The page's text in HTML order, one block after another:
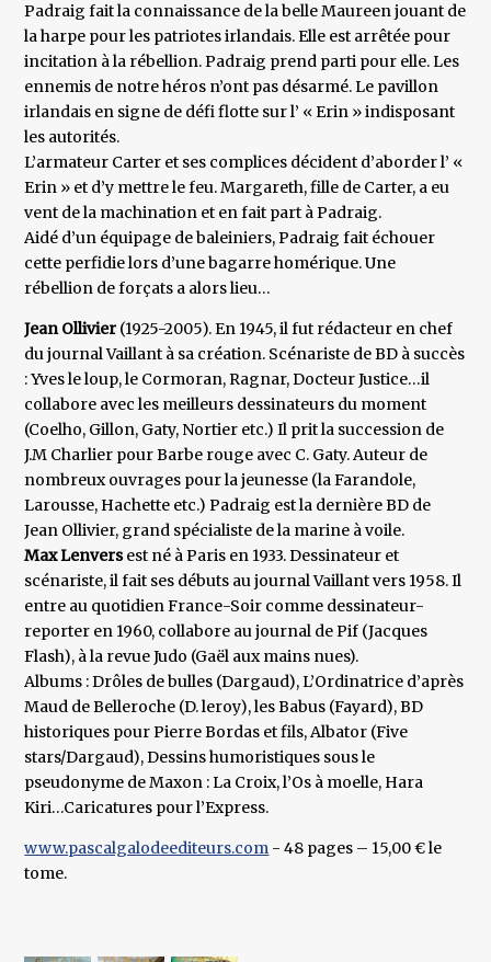
Padraig fait la connaissance de la belle Maureen jouant de
la harpe pour les patriotes irlandais. Elle est arrêtée pour
incitation à la rébellion. Padraig prend parti pour elle. Les
ennemis de notre héros n’ont pas désarmé. Le pavillon
irlandais en signe de défi flotte sur l’ « Erin » indisposant
les autorités.
L’armateur Carter et ses complices décident d’aborder l’ «
Erin » et d’y mettre le feu. Margareth, fille de Carter, a eu
vent de la machination et en fait part à Padraig.
Aidé d’un équipage de baleiniers, Padraig fait échouer
cette perfidie lors d’une bagarre homérique. Une
rébellion de forçats a alors lieu…
Jean Ollivier (1925-2005). En 1945, il fut rédacteur en chef
du journal Vaillant à sa création. Scénariste de BD à succès
: Yves le loup, le Cormoran, Ragnar, Docteur Justice…il
collabore avec les meilleurs dessinateurs du moment
(Coelho, Gillon, Gaty, Nortier etc.) Il prit la succession de
J.M Charlier pour Barbe rouge avec C. Gaty. Auteur de
nombreux ouvrages pour la jeunesse (la Farandole,
Larousse, Hachette etc.) Padraig est la dernière BD de
Jean Ollivier, grand spécialiste de la marine à voile.
Max Lenversest né à Paris en 1933. Dessinateur et
scénariste, il fait ses débuts au journal Vaillant vers 1958. Il
entre au quotidien France-Soir comme dessinateur-
reporter en 1960, collabore au journal de Pif (Jacques
Flash), à la revue Judo (Gaël aux mains nues).
Albums : Drôles de bulles (Dargaud), L’Ordinatrice d’après
Maud de Belleroche (D. leroy), les Babus (Fayard), BD
historiques pour Pierre Bordas et fils, Albator (Five
stars/Dargaud), Dessins humoristiques sous le
pseudonyme de Maxon : La Croix, l’Os à moelle, Hara
Kiri…Caricatures pour l’Express.
www.pascalgalodeediteurs.com - 48 pages – 15,00 € le
tome.